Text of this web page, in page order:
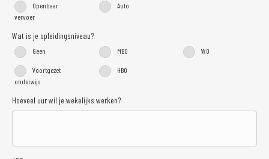
Openbaar
vervoer
Auto
Wat is je opleidingsniveau?
Geen
Voortgezet
onderwijs
MBO
HBO
WO
Hoeveel uur wil je wekelijks werken?